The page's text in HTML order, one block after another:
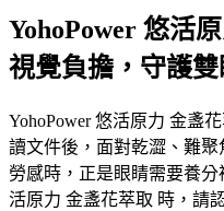
YohoPower 悠活
視覺負擔，守護
YohoPower 悠活原力 金盞
讀文件後，面對乾澀、難
勞感時，正是眼睛需要養分
活原力 金盞花萃取 時，請